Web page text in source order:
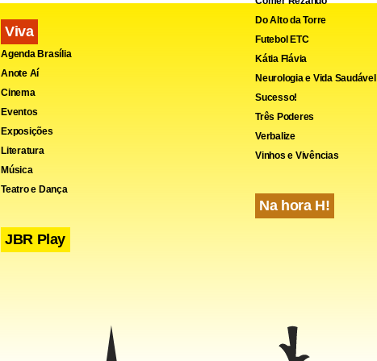
o registrado no mesmo período do ano passado
Viva
Agenda Brasília
Anote Aí
Cinema
Eventos
Exposições
Literatura
Música
Teatro e Dança
JBR Play
Do Alto da Torre
Futebol ETC
Kátia Flávia
Neurologia e Vida Saudável
Sucesso!
Três Poderes
Verbalize
Vinhos e Vivências
Na hora H!